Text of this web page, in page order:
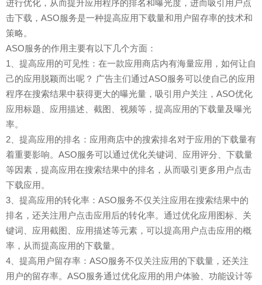
进行优化，从而提升应用程序的排名和曝光度，进而吸引用户点
击下载，ASO服务是一种提高应用下载量和用户留存率的技术和
策略。
ASO服务的作用主要有以下几个方面：
1、提高应用的可见性：在一款应用商店内有海量应用，如何让自
己的应用脱颖而出呢？ 广告主们通过ASO服务可以使自己的应用
程序在搜索结果中获得更大的曝光量，吸引用户关注，ASO优化
应用标题、应用描述、截图、视频等，提高应用的下载量及曝光
率。
2、提高应用的排名：应用商店中的搜索排名对于应用的下载量有
着重要影响。ASO服务可以通过优化关键词、应用评分、下载量
等因素，提高应用在搜索结果中的排名，从而吸引更多用户点击
下载应用。
3、提高应用的转化率：ASO服务不仅关注应用在搜索结果中的
排名，还关注用户点击应用后的转化率。通过优化应用图标、关
键词、应用截图、应用描述等元素，可以提高用户点击应用的概
率，从而提高应用的下载量。
4、提高用户留存率：ASO服务不仅关注应用的下载量，还关注
用户的留存率。ASO服务通过优化应用的用户体验、功能设计等